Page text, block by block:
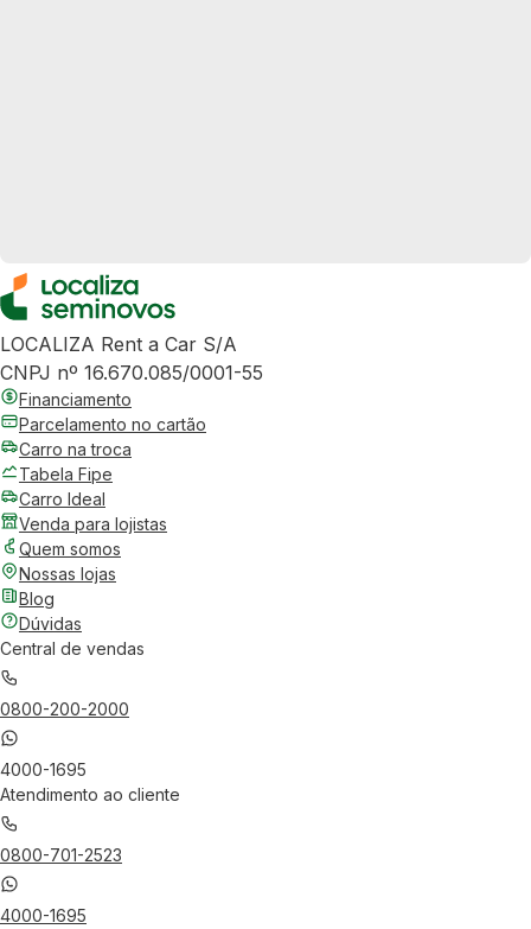
LOCALIZA Rent a Car S/A
CNPJ nº 16.670.085/0001-55
Financiamento
Parcelamento no cartão
Carro na troca
Tabela Fipe
Carro Ideal
Venda para lojistas
Quem somos
Nossas lojas
Blog
Dúvidas
Central de vendas
0800-200-2000
4000-1695
Atendimento ao cliente
0800-701-2523
4000-1695